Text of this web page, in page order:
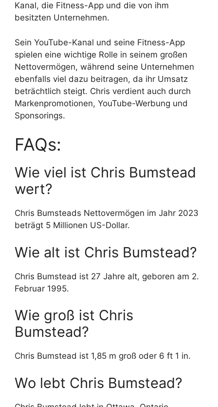
Kanal, die Fitness-App und die von ihm
besitzten Unternehmen.
Sein YouTube-Kanal und seine Fitness-App
spielen eine wichtige Rolle in seinem großen
Nettovermögen, während seine Unternehmen
ebenfalls viel dazu beitragen, da ihr Umsatz
beträchtlich steigt. Chris verdient auch durch
Markenpromotionen, YouTube-Werbung und
Sponsorings.
FAQs:
Wie viel ist Chris Bumstead
wert?
Chris Bumsteads Nettovermögen im Jahr 2023
beträgt 5 Millionen US-Dollar.
Wie alt ist Chris Bumstead?
Chris Bumstead ist 27 Jahre alt, geboren am 2.
Februar 1995.
Wie groß ist Chris
Bumstead?
Chris Bumstead ist 1,85 m groß oder 6 ft 1 in.
Wo lebt Chris Bumstead?